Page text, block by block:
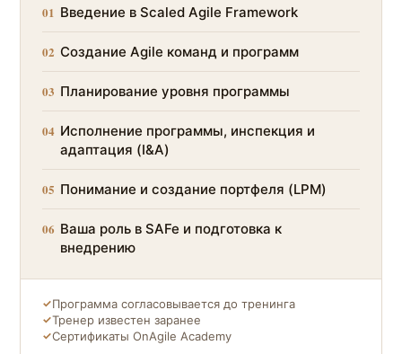
01 Введение в Scaled Agile Framework
02 Создание Agile команд и программ
03 Планирование уровня программы
04 Исполнение программы, инспекция и
адаптация (I&A)
05 Понимание и создание портфеля (LPM)
06 Ваша роль в SAFe и подготовка к
внедрению
✓Программа согласовывается до тренинга
✓Тренер известен заранее
✓Сертификаты OnAgile Academy